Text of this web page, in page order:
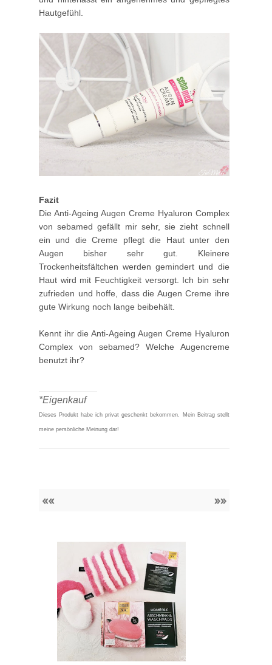
Hautgefühl.
Fazit
Die Anti-Ageing Augen Creme Hyaluron Complex
von sebamed gefällt mir sehr, sie zieht schnell
ein und die Creme pflegt die Haut unter den
Augen bisher sehr gut. Kleinere
Trockenheitsfältchen werden gemindert und die
Haut wird mit Feuchtigkeit versorgt. Ich bin sehr
zufrieden und hoffe, dass die Augen Creme ihre
gute Wirkung noch lange beibehält.
Kennt ihr die Anti-Ageing Augen Creme Hyaluron
Complex von sebamed? Welche Augencreme
benutzt ihr?
*Eigenkauf
Dieses Produkt habe ich privat geschenkt bekommen. Mein Beitrag stellt
meine persönliche Meinung dar!
«« »»